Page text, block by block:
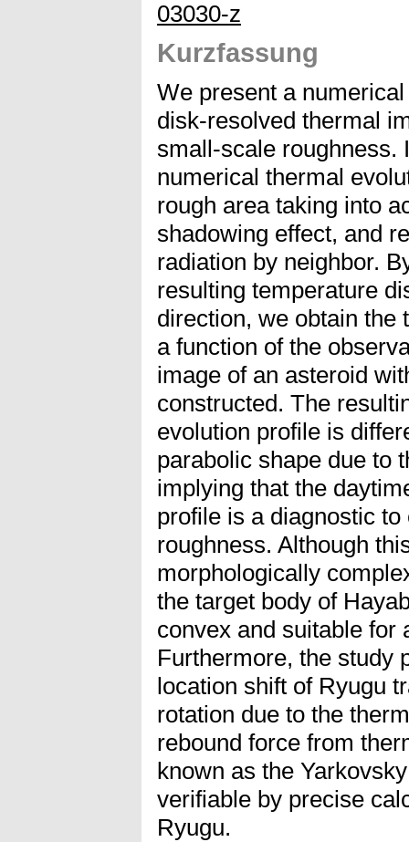
03030-z
Kurzfassung
We present a
disk-resolved thermal
small-scale roughness.
numerical thermal
rough area taking into
shadowing effect, and
radiation by neighbor.
resulting temperature
direction, we obtain the
a function of the
image of an asteroid
constructed. The
evolution profile is
parabolic shape due to
implying that the
profile is a diagnostic
roughness. Although
morphologically
the target body of
convex and suitable for
Furthermore, the study
location shift of Ryugu
rotation due to the
rebound force from
known as the
verifiable by precise
Ryugu.